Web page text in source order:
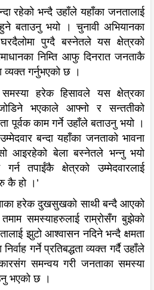
रहेको भन्दै उहाँले यहाँका जनतालाई
बताउनु भयो । चुनावी अभियानका
पुग्दै बस्नेतले यस क्षेत्रको
निम्ति आफु दिनरात जनताकै
व्यक्त गर्नुभएको छ ।
समस्या हरेक हिसावले यस क्षेत्रका
भएकाले आफ्नो र सन्ततीको
पूर्वक काम गर्ने उहाँले बताउनु भयो ।
बन्दा यहाँका जनताको भावना
आइरहेको बेला बस्नेतले भन्नु भयो
तपाईंकै क्षेत्रको उम्मेदवारलाई
कै हो ।’
हरेक दुखसुखको साथी बन्दै आएको
समस्याहरुलाई राम्रोसँग बुझेको
झुटो आश्वासन नदिने भन्दै क्षमता
गर्ने प्रतिबद्धता व्यक्त गर्दै उहाँले
समन्वय गरी जनताका समस्या
भएको छ ।